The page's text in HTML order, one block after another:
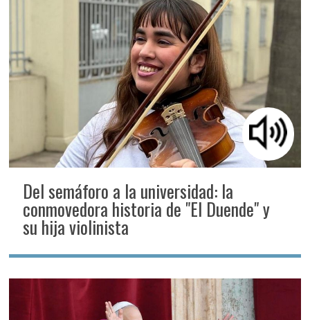
Del semáforo a la universidad: la
conmovedora historia de "El Duende" y
su hija violinista